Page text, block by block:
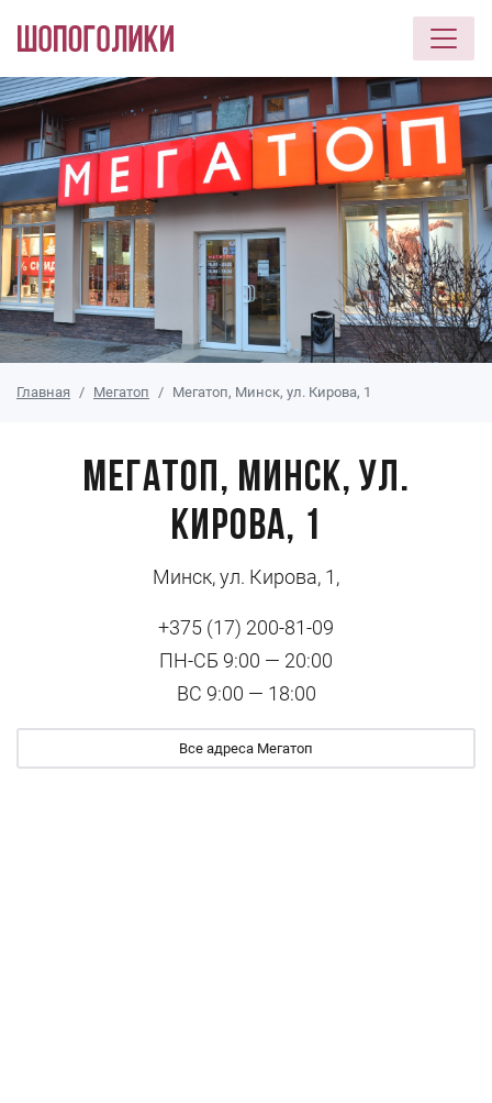
Перейти к основному содержанию
Главная Мегатоп Мегатоп, Минск, ул. Кирова, 1
Мегатоп, Минск, ул.
Кирова, 1
Минск, ул. Кирова, 1,
+375 (17) 200-81-09
ПН-СБ 9:00 — 20:00
ВС 9:00 — 18:00
Все адреса Мегатоп